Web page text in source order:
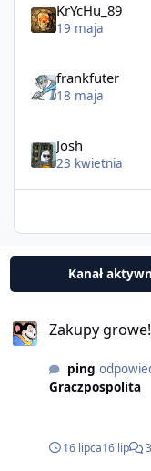
KrYcHu_89
19 maja
frankfuter
18 maja
Josh
23 kwietnia
Kanał
Zakupy growe!
ping
Graczpospolita
16 lipca16 lip